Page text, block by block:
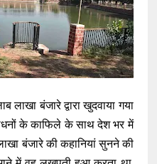
लाखा बंजारे द्वारा खुदवाया गया
के काफिले के साथ देश भर में
बंजारे की कहानियां सुनने की